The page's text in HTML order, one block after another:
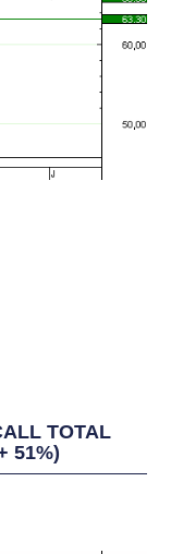
TOTAL
51%)